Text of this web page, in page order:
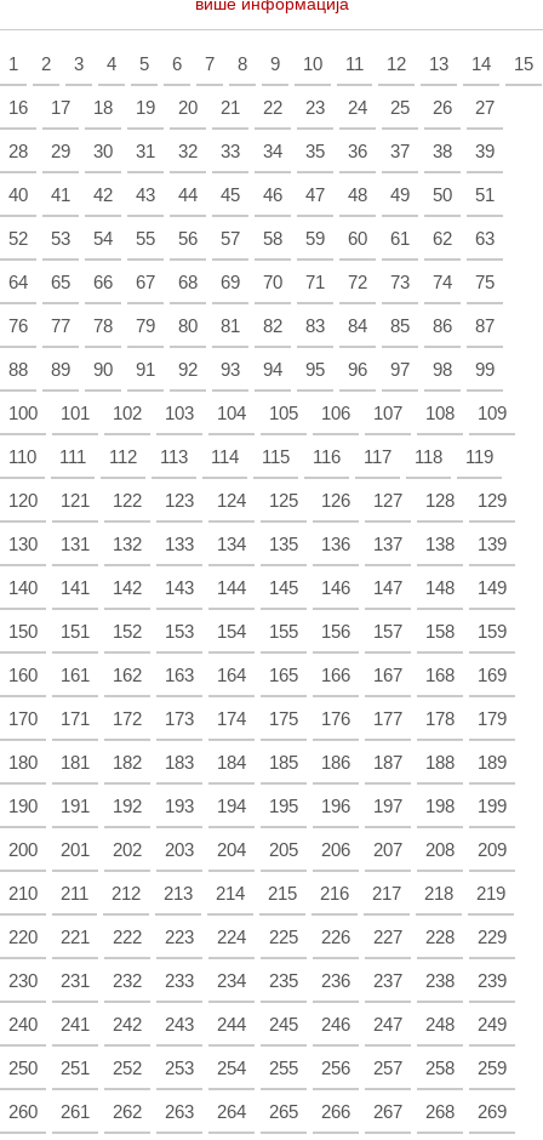
1 2 3 4 5 6 7 8 9 10 11 12 13 14 15
16 17 18 19 20 21 22 23 24 25 26 27
28 29 30 31 32 33 34 35 36 37 38 39
40 41 42 43 44 45 46 47 48 49 50 51
52 53 54 55 56 57 58 59 60 61 62 63
64 65 66 67 68 69 70 71 72 73 74 75
76 77 78 79 80 81 82 83 84 85 86 87
88 89 90 91 92 93 94 95 96 97 98 99
100 101 102 103 104 105 106 107 108 109
110 111 112 113 114 115 116 117 118 119
120 121 122 123 124 125 126 127 128 129
130 131 132 133 134 135 136 137 138 139
140 141 142 143 144 145 146 147 148 149
150 151 152 153 154 155 156 157 158 159
160 161 162 163 164 165 166 167 168 169
170 171 172 173 174 175 176 177 178 179
180 181 182 183 184 185 186 187 188 189
190 191 192 193 194 195 196 197 198 199
200 201 202 203 204 205 206 207 208 209
210 211 212 213 214 215 216 217 218 219
220 221 222 223 224 225 226 227 228 229
230 231 232 233 234 235 236 237 238 239
240 241 242 243 244 245 246 247 248 249
250 251 252 253 254 255 256 257 258 259
260 261 262 263 264 265 266 267 268 269